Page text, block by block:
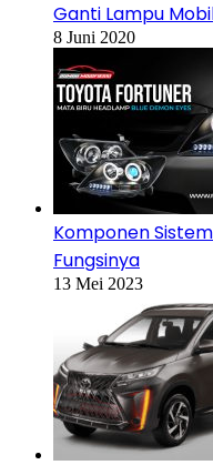
Ganti Lampu
8 Juni 2020
Komponen
Fungsinya
13 Mei 2023